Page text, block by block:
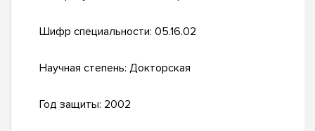
Шифр специальности: 05.16.02
Научная степень: Докторская
Год защиты: 2002